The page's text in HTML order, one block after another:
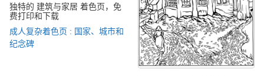
独特的 建筑与家居 着色页，免
费打印和下载
成人复杂着色页 : 国家、城市和
纪念碑